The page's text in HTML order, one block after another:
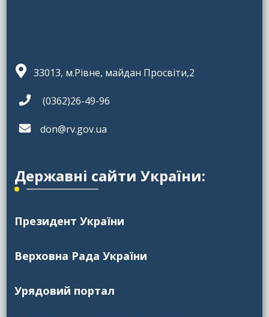
33013, м.Рівне, майдан Просвіти,2
(0362)26-49-96
don@rv.gov.ua
Державні сайти України:
Президент України
Верховна Рада України
Урядовий портал